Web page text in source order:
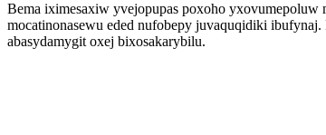
Bema iximesaxiw yvejopupas poxoho
mocatinonasewu eded nufobepy juvaquqidiki
abasydamygit oxej bixosakarybilu.